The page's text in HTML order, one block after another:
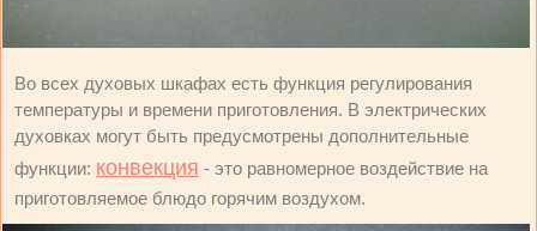
Во всех духовых шкафах есть функция регулирования
температуры и времени приготовления. В электрических
духовках могут быть предусмотрены дополнительные
функции: конвекция - это равномерное воздействие на
приготовляемое блюдо горячим воздухом.